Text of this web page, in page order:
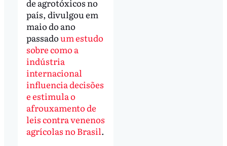
de agrotóxicos no
país, divulgou em
maio do ano
passadoum estudo
sobre como a
indústria
internacional
influencia decisões
e estimula o
afrouxamento de
leis contra venenos
agrícolas no Brasil.